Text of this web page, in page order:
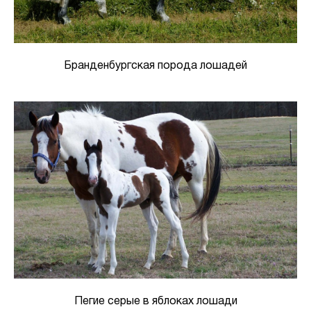
Бранденбургская порода лошадей
Пегие серые в яблоках лошади